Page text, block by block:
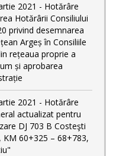
2021 - Hotărâre
Hotărârii Consiliului
privind desemnarea
Argeș în Consiliile
rețeaua proprie a
și aprobarea
2021 - Hotărâre
actualizat pentru
DJ 703 B Costeşti
KM 60+325 – 68+783,